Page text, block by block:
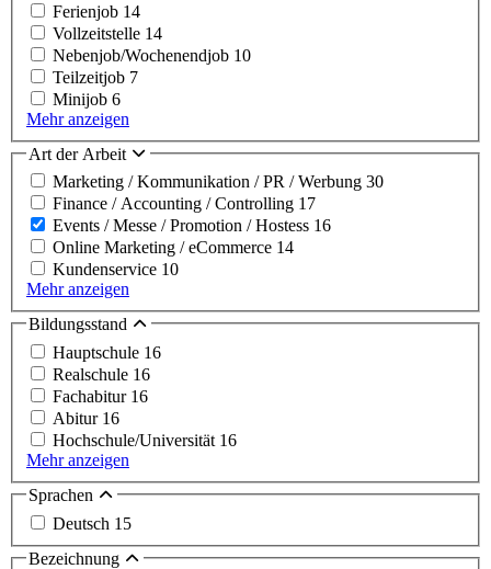
Ferienjob 14
Vollzeitstelle 14
Nebenjob/Wochenendjob 10
Teilzeitjob 7
Minijob 6
Mehr anzeigen
Art der Arbeit
Marketing / Kommunikation / PR / Werbung 30
Finance / Accounting / Controlling 17
Events / Messe / Promotion / Hostess 16
Online Marketing / eCommerce 14
Kundenservice 10
Mehr anzeigen
Bildungsstand
Hauptschule 16
Realschule 16
Fachabitur 16
Abitur 16
Hochschule/Universität 16
Mehr anzeigen
Sprachen
Deutsch 15
Bezeichnung